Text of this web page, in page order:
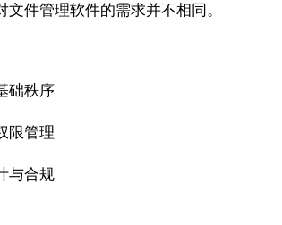
件管理软件的需求并不相同。
础秩序
限管理
与合规